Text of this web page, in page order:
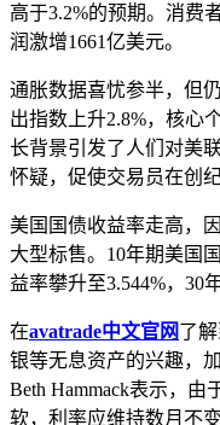
高于3.2%的预期。消费
润激增1661亿美元。
通胀数据喜忧参半，但
出指数上升2.8%，核心
长背景引发了人们对美
怀疑，促使交易员在创
美国国债收益率走高，
大型标售。10年期美国
益率攀升至3.544%，30
在avatrade中文官网了
银等无息资产的兴趣，
Beth Hammack表示，
软，利率应维持数月不